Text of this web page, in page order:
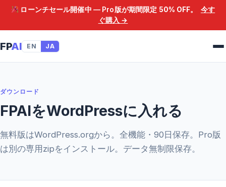
ローンチセール開催中 — Pro版が期間限定 50% OFF。 今す
ぐ購入 →
FPAI EN JA
ダウンロード
FPAIをWordPressに入れる
無料版はWordPress.orgから。全機能・90日保存。Pro版
は別の専用zipをインストール。データ無制限保存。